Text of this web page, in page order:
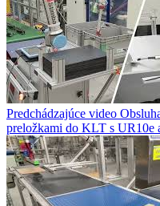
Predchádzajúce video
preložkami do KLT s UR10e